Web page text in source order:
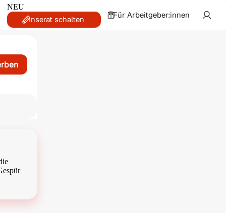
NEU
Inserat schalten Für Arbeitgeber:innen